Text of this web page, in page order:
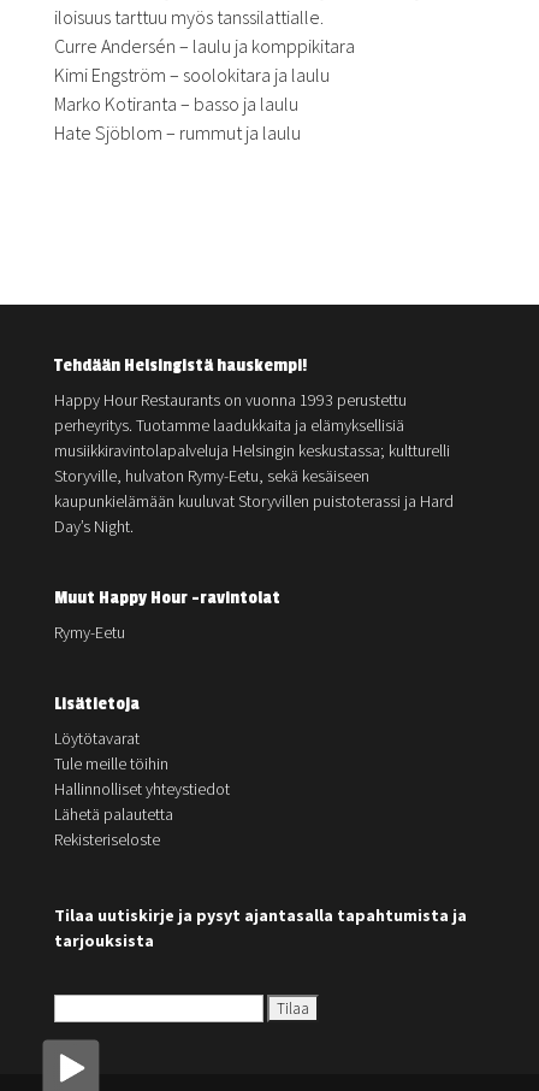
iloisuus tarttuu myös tanssilattialle.
Curre Andersén – laulu ja komppikitara
Kimi Engström – soolokitara ja laulu
Marko Kotiranta – basso ja laulu
Hate Sjöblom – rummut ja laulu
Tehdään Helsingistä hauskempi!
Happy Hour Restaurants on vuonna 1993 perustettu
perheyritys. Tuotamme laadukkaita ja elämyksellisiä
musiikkiravintolapalveluja Helsingin keskustassa; kultturelli
Storyville, hulvaton Rymy-Eetu, sekä kesäiseen
kaupunkielämään kuuluvat Storyvillen puistoterassi ja Hard
Day’s Night.
Muut Happy Hour -ravintolat
Rymy-Eetu
Lisätietoja
Löytötavarat
Tule meille töihin
Hallinnolliset yhteystiedot
Lähetä palautetta
Rekisteriseloste
Tilaa uutiskirje ja pysyt ajantasalla tapahtumista ja
tarjouksista